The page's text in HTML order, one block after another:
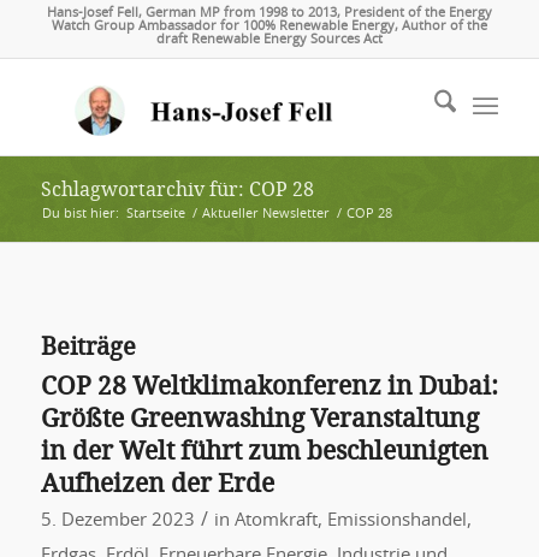
Hans-Josef Fell, German MP from 1998 to 2013, President of the Energy
Watch Group Ambassador for 100% Renewable Energy, Author of the
draft Renewable Energy Sources Act
Schlagwortarchiv für: COP 28
Du bist hier: Startseite / Aktueller Newsletter / COP 28
Beiträge
COP 28 Weltklimakonferenz in Dubai:
Größte Greenwashing Veranstaltung
in der Welt führt zum beschleunigten
Aufheizen der Erde
5. Dezember 2023 / in Atomkraft, Emissionshandel ,